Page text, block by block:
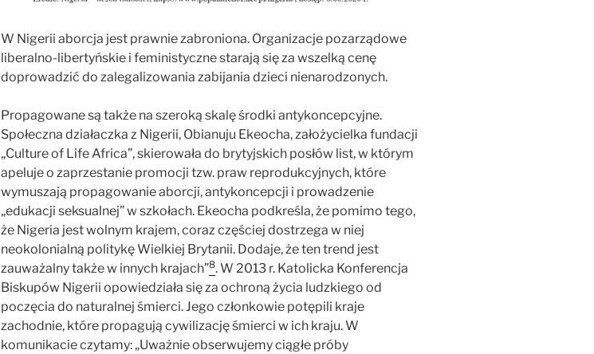
W Nigerii aborcja jest prawnie zabroniona. Organizacje pozarządowe
liberalno-libertyńskie i feministyczne starają się za wszelką cenę
doprowadzić do zalegalizowania zabijania dzieci nienarodzonych.
Propagowane są także na szeroką skalę środki antykoncepcyjne.
Społeczna działaczka z Nigerii, Obianuju Ekeocha, założycielka fundacji
„Culture of Life Africa”, skierowała do brytyjskich posłów list, w którym
apeluje o zaprzestanie promocji tzw. praw reprodukcyjnych, które
wymuszają propagowanie aborcji, antykoncepcji i prowadzenie
„edukacji seksualnej” w szkołach. Ekeocha podkreśla, że pomimo tego,
że Nigeria jest wolnym krajem, coraz częściej dostrzega w niej
neokolonialną politykę Wielkiej Brytanii. Dodaje, że ten trend jest
zauważalny także w innych krajach”8. W 2013 r. Katolicka Konferencja
Biskupów Nigerii opowiedziała się za ochroną życia ludzkiego od
poczęcia do naturalnej śmierci. Jego członkowie potępili kraje
zachodnie, które propagują cywilizację śmierci w ich kraju. W
komunikacie czytamy: „Uważnie obserwujemy ciągłe próby